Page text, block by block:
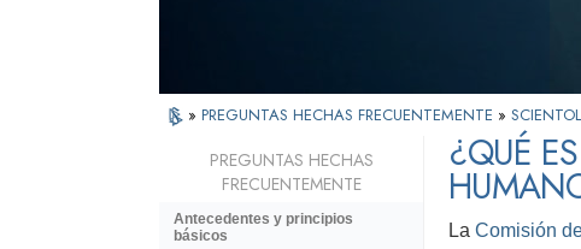
» PREGUNTAS HECHAS FRECUENTEMENTE »
¿QUÉ
La Comisión
PREGUNTAS HECHAS
FRECUENTEMENTE
Antecedentes y principios
básicos